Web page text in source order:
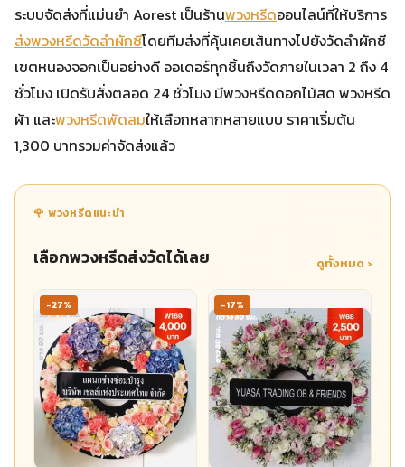
ระบบจัดส่งที่แม่นยำ Aorest เป็นร้านพวงหรีดออนไลน์ที่ให้บริการ
ส่งพวงหรีดวัดลำผักชีโดยทีมส่งที่คุ้นเคยเส้นทางไปยังวัดลำผักชี
เขตหนองจอกเป็นอย่างดี ออเดอร์ทุกชิ้นถึงวัดภายในเวลา 2 ถึง 4
ชั่วโมง เปิดรับสั่งตลอด 24 ชั่วโมง มีพวงหรีดดอกไม้สด พวงหรีด
ผ้า และพวงหรีดพัดลมให้เลือกหลากหลายแบบ ราคาเริ่มต้น
1,300 บาทรวมค่าจัดส่งแล้ว
🌹 พวงหรีดแนะนำ
เลือกพวงหรีดส่งวัดได้เลย ดูทั้งหมด ›
-27% -17%